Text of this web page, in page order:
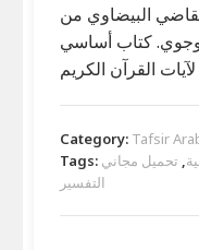
البيضاوي من
كتاب أساسي
Category: Tafsir
Tags:
,
التفسير